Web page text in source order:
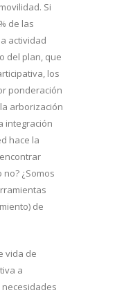
Si
de las
actividad
del plan, que
los
ponderación
arborización
integración
hace la
¿Somos
de
vida de
a